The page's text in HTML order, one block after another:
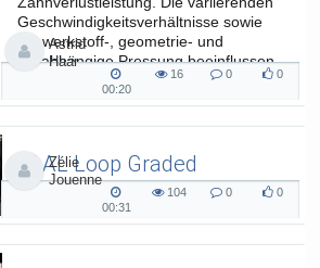
Geschwindigkeitsverhältnisse sowie
die werkstoff-, geometrie- und
lastabhängige Pressung beeinflussen
Astrid
Haar
00:20
00:20
16
views
0
Kommentare
0
likes
SAAL Loop Graded
SAAL Musikinformatik
Zélie
Jouenne
00:31
00:31
104
views
0
Kommentare
0
likes